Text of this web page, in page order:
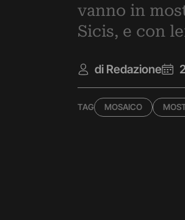
vanno in
Sicis, e con
di Redazione
TAG MOSAICO